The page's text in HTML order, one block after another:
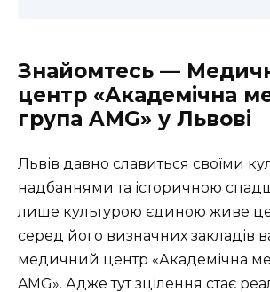
Знайомтесь —
центр «Академічна
група AMG» у Львові
Львів давно славиться своїми
надбаннями та історичною
лише культурою єдиною живе
серед його визначних закладів
медичний центр «Академічна
AMG». Адже тут зцілення стає